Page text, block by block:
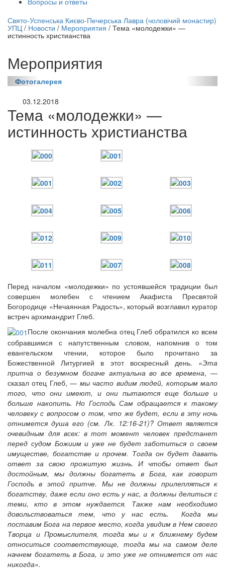
трансляция | 12 сентября
трансляции
Онлайн трансляции
Веб-камеры
12 сентября 2015Название трансляции
12 сентября 2015 Название трансляции
12 сентября 2015Название трансляции
12 сентября 2015 Название трансляции
12 сентября 2015Название трансляции
12 сентября 2015Название трансляции
12 сентября 2015Название трансляции
Перейти к архиву
Свято-Успенська Києво-Печерська Лавра (чоловічий монастир)
УПЦ / Новости / Мероприятия / Тема «молодежки» —
истинность христианства
Мероприятия
Фотогалерея
03.12.2018
Тема «молодежки» —
истинность христианства
Перед началом «молодежки» по устоявшейся традиции был
совершен молебен с чтением Акафиста Пресвятой
Богородице «Нечаянная Радость», который возглавил куратор
встреч архимандрит Глеб.
После окончания молебна отец Глеб обратился ко всем
собравшимся с напутственным словом, напомнив о том
евангельском чтении, которое было прочитано за
Божественной Литургией в этот воскресный день. «Эта
притча о безумном богаче актуальна во все времена, —
сказал отец Глеб, — мы часто видим людей, которым мало
того, что они имеют, и они пытаются еще больше и
больше накопить. Но Господь Сам обращается к такому
человеку с вопросом о том, что же будет, если в эту ночь
отнимется душа его (см. Лк. 12:16-21)? Ответ является
очевидным для всех: в тот момент человек предстанет
перед судом Божиим и уже не будет заботиться о своем
имуществе, богатстве и прочем. Тогда он будет давать
ответ за свою прожитую жизнь. И чтобы ответ был
достойным, мы должны богатеть в Бога, как говорит
Господь в этой притче. Мы не должны прилепляться к
богатству, даже если оно есть у нас, а должны делиться с
теми, кто в этом нуждается. Также нам необходимо
довольствоваться тем, что у нас есть. Когда мы
поставим Бога на первое место, когда увидим в Нем своего
Творца и Промыслителя, тогда мы и к ближнему будем
относиться соответствующе, тогда мы на самом деле
начнем богатеть в Бога, и это уже не отнимется от нас
никогда».